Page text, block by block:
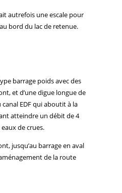
autrefois une escale pour
bord du lac de retenue.
barrage poids avec des
et d’une digue longue de
EDF qui aboutit à la
atteindre un débit de 4
de crues.
jusqu’au barrage en aval
de la route